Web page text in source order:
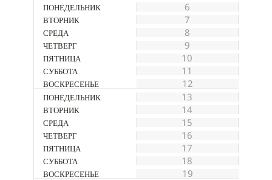
6
7
8
9
10
11
12
13
14
15
16
17
18
19